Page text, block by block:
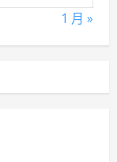
1 月 »